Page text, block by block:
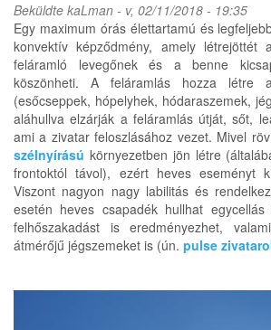
Beküldte kaLman - v, 02/11/2018 - 19:35
Egy maximum órás élettartamú és
konvektív képződmény, amely létrejöttét
feláramló levegőnek és a benne
köszönheti. A feláramlás hozza létre a
(esőcseppek, hópelyhek, hódaraszemek,
aláhullva elzárják a feláramlás útját, sőt,
ami a zivatar feloszlásához vezet. Mivel
szélnyírású környezetben jön létre
frontoktól távol), ezért heves eseményt
Viszont nagyon nagy labilitás és
esetén heves csapadék hullhat
felhőszakadást is eredményezhet,
átmérőjű jégszemeket is (ún. pulse